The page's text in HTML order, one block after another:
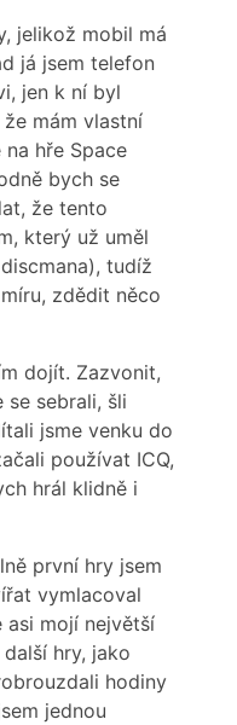
jelikož mobil má
já jsem telefon
jen k ní byl
mám vlastní
hře Space
bych se
že tento
který už uměl
tudíž
zdědit něco
dojít. Zazvonit,
se sebrali, šli
jsme venku do
používat ICQ,
hrál klidně i
první hry jsem
vymlacoval
asi mojí největší
hry, jako
hodiny
jednou